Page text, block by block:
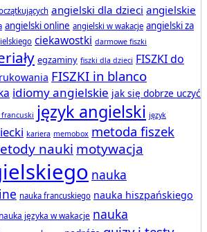
angielski dla dzieci angielskie
angielski online angielski w wakacje angielski za
ciekawostki darmowe fiszki
egzaminy fiszki dla dzieci FISZKI do
FISZKI in blanco
idiomy angielskie jak się dobrze uczyć
francuski język angielski język
kariera memobox metoda fiszek
nauki motywacja
nauka
nauka francuskiego nauka hiszpańskiego
nauka języka w wakacje nauka